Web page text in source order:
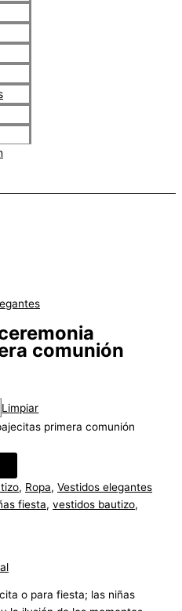
comunión
Limpiar
primera comunión
, Ropa,Vestidos elegantes
fiesta,vestidos bautizo,
o para fiesta; las niñas